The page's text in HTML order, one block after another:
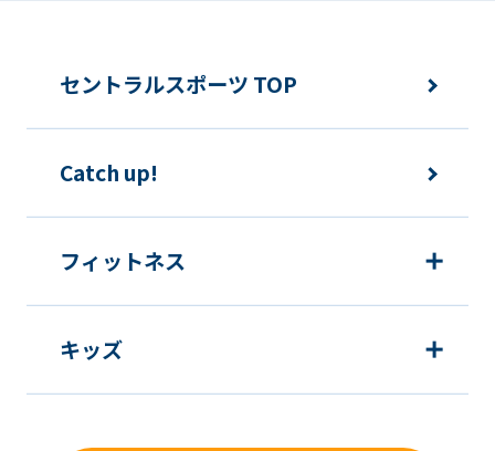
ご利用上の諸連絡や利用状況の確認の
む）等、新商品・サービスの立案・開
発・実施のため
新商品・サービスやイベント情報を含
個人を特定できないよう加工したうえ
での統計的なデータの作成、活用、公
セントラルスポーツ TOP
Catch up!
フィットネス
キッズ